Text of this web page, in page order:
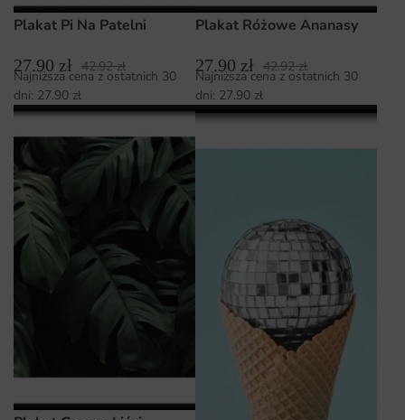
Plakat Pi Na Patelni
27.90 zł 42.92zł
Najniższa cena z ostatnich 30
dni: 27.90 zł
Plakat Różowe Ananasy
27.90 zł 42.92zł
Najniższa cena z ostatnich 30
dni: 27.90 zł